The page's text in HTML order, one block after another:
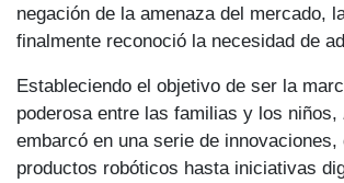
negación de la amenaza del mercado,
finalmente reconoció la necesidad de
Estableciendo el objetivo de ser la
poderosa entre las familias y los niños,
embarcó en una serie de innovaciones,
productos robóticos hasta iniciativas